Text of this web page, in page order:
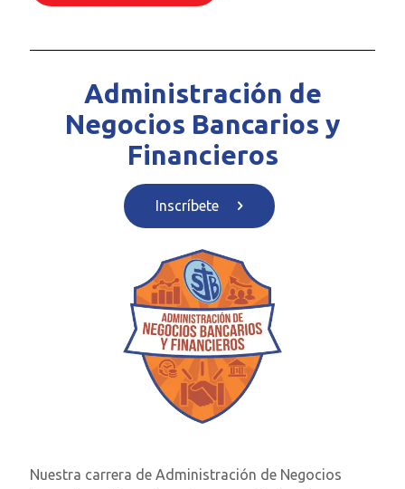
Administración de
Negocios Bancarios y
Financieros
Inscríbete
Nuestra carrera de Administración de Negocios